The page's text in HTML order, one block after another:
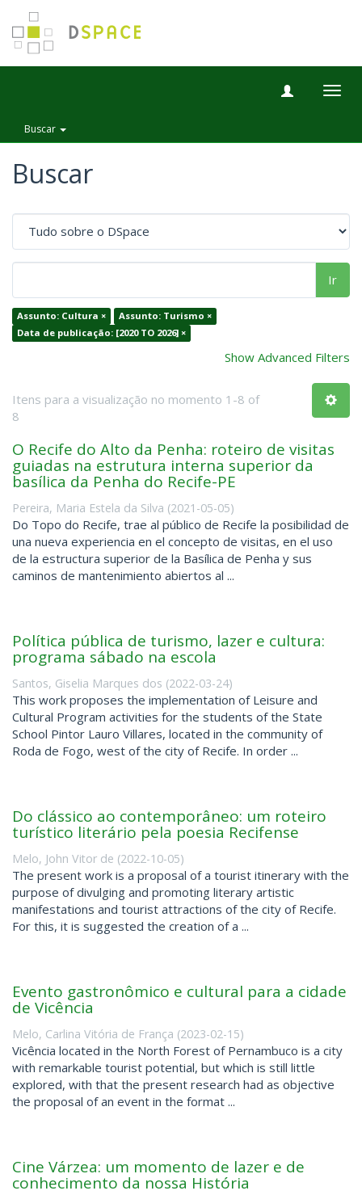
Buscar
Buscar
Ir
Assunto: Cultura ×
Assunto: Turismo ×
Data de publicação: [2020 TO 2026] ×
Show Advanced Filters
Itens para a visualização no momento 1-8 of
8
O Recife do Alto da Penha: roteiro de visitas
guiadas na estrutura interna superior da
basílica da Penha do Recife-PE
Pereira, Maria Estela da Silva (2021-05-05)
Do Topo do Recife, trae al público de Recife la posibilidad de
una nueva experiencia en el concepto de visitas, en el uso
de la estructura superior de la Basílica de Penha y sus
caminos de mantenimiento abiertos al ...
Política pública de turismo, lazer e cultura:
programa sábado na escola
Santos, Giselia Marques dos (2022-03-24)
This work proposes the implementation of Leisure and
Cultural Program activities for the students of the State
School Pintor Lauro Villares, located in the community of
Roda de Fogo, west of the city of Recife. In order ...
Do clássico ao contemporâneo: um roteiro
turístico literário pela poesia Recifense
Melo, John Vitor de (2022-10-05)
The present work is a proposal of a tourist itinerary with the
purpose of divulging and promoting literary artistic
manifestations and tourist attractions of the city of Recife.
For this, it is suggested the creation of a ...
Evento gastronômico e cultural para a cidade
de Vicência
Melo, Carlina Vitória de França (2023-02-15)
Vicência located in the North Forest of Pernambuco is a city
with remarkable tourist potential, but which is still little
explored, with that the present research had as objective
the proposal of an event in the format ...
Cine Várzea: um momento de lazer e de
conhecimento da nossa História